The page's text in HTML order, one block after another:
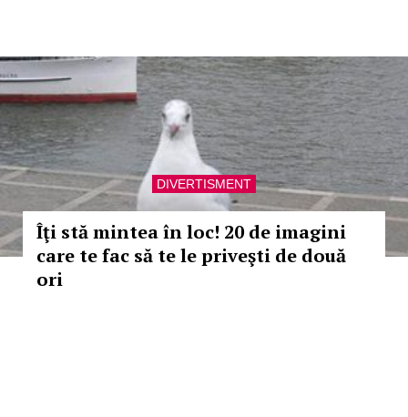
DIVERTISMENT
Îţi stă mintea în loc! 20 de imagini
care te fac să te le priveşti de două
ori